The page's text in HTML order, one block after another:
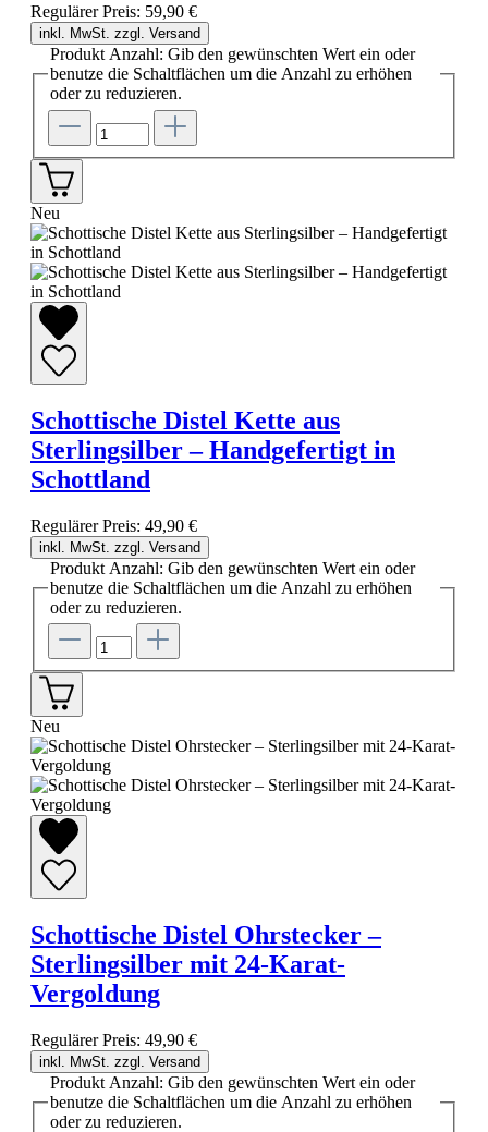
Regulärer Preis: 59,90 €
inkl. MwSt. zzgl. Versand
Produkt Anzahl: Gib den gewünschten Wert ein oder
benutze die Schaltflächen um die Anzahl zu erhöhen
oder zu reduzieren.
Neu
Schottische Distel Kette aus
Sterlingsilber – Handgefertigt in
Schottland
Regulärer Preis: 49,90 €
inkl. MwSt. zzgl. Versand
Produkt Anzahl: Gib den gewünschten Wert ein oder
benutze die Schaltflächen um die Anzahl zu erhöhen
oder zu reduzieren.
Neu
Schottische Distel Ohrstecker –
Sterlingsilber mit 24-Karat-
Vergoldung
Regulärer Preis: 49,90 €
inkl. MwSt. zzgl. Versand
Produkt Anzahl: Gib den gewünschten Wert ein oder
benutze die Schaltflächen um die Anzahl zu erhöhen
oder zu reduzieren.